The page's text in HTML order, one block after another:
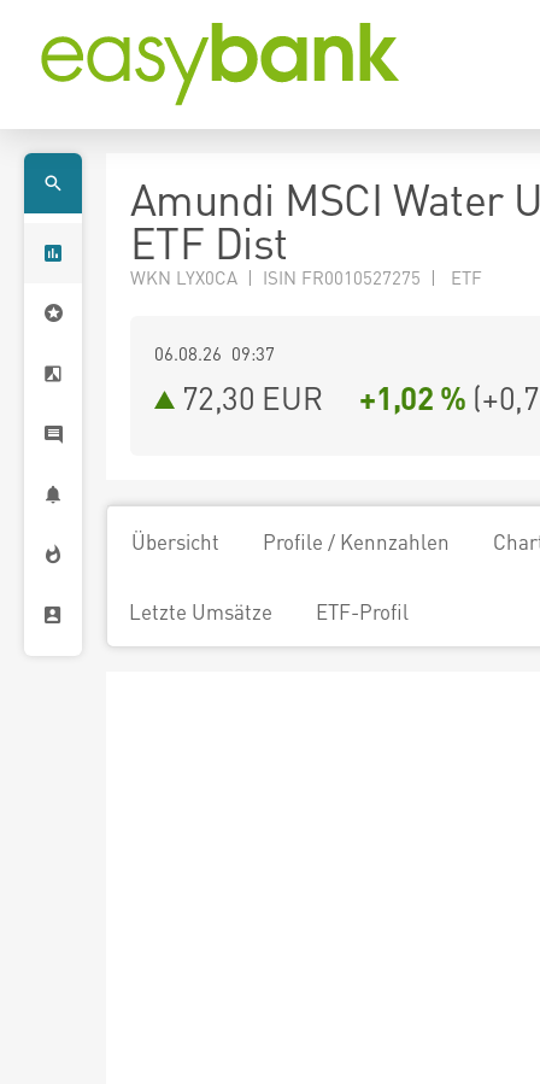
Amundi MSCI Water
ETF Dist
WKN LYX0CA | ISIN FR0010527275 | ETF
06.08.26 09:37
72,30 EUR +1,02 % (
Übersicht Profile / Kennzahlen
Letzte Umsätze ETF-Profil